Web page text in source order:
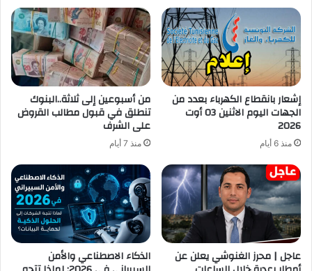
إشعار بانقطاع الكهرباء بعدد من
الجهات اليوم الاثنين 03 أوت
2026
منذ 6 أيام
من أسبوعين إلى ثلاثة..البنوك
تنطلق في قبول مطالب القروض
على الشرف
منذ 7 أيام
عاجل | محرز الغنوشي يعلن عن الذكاء الاصطناعي والأمن